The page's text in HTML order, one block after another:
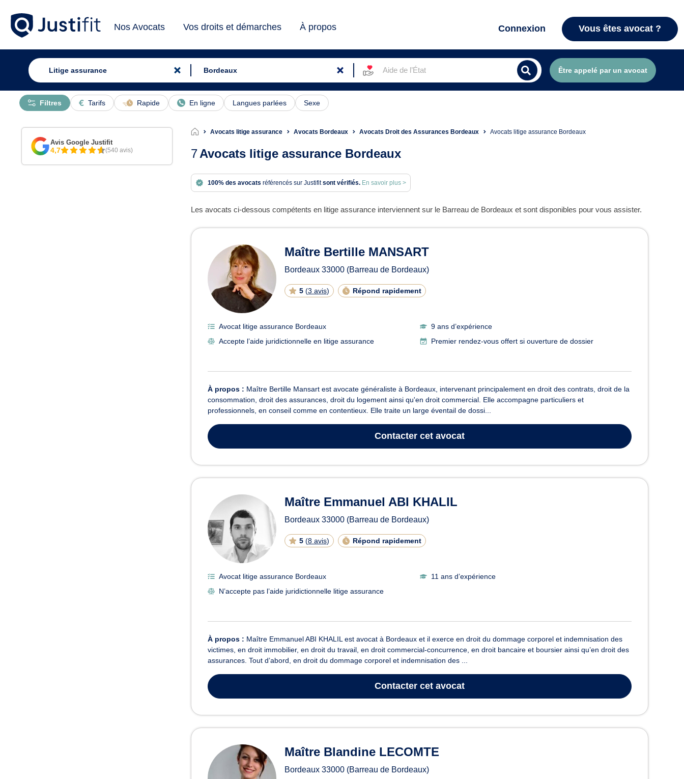
Nos Avocats Vos droits et démarches À propos Connexion Vous êtes avocat ?
Aide de l’État Être appelé par un avocat
Tarifs Rapide En ligne Langues parlées Sexe
Filtres
Avocats litige assurance Avocats Bordeaux Avocats Droit des Assurances Bordeaux Avocats litige assurance Bordeaux
7Avocats litige assurance Bordeaux
100% des avocats référencés sur Justifitsont vérifiés. En savoir plus >
Les avocats ci-dessous compétents en litige assurance interviennent sur le Barreau de Bordeaux et sont disponibles pour vous assister.
Avocats en litige assurance à Bordeaux
Maître Bertille MANSART
Bordeaux 33000 (Barreau de Bordeaux)
5 (3 avis) Répond rapidement
Avocat litige assurance Bordeaux
9 ans d’expérience
Accepte l’aide juridictionnelle en litige assurance
Premier rendez-vous offert si ouverture de dossier
À propos : Maître Bertille Mansart est avocate généraliste à Bordeaux, intervenant principalement en droit des contrats, droit de la
consommation, droit des assurances, droit du logement ainsi qu'en droit commercial. Elle accompagne particuliers et
professionnels, en conseil comme en contentieux. Elle traite un large éventail de dossi...
Contacter cet avocat
Maître Emmanuel ABI KHALIL
Bordeaux 33000 (Barreau de Bordeaux)
5 (8 avis) Répond rapidement
Avocat litige assurance Bordeaux
11 ans d’expérience
N’accepte pas l’aide juridictionnelle litige assurance
À propos : Maître Emmanuel ABI KHALIL est avocat à Bordeaux et il exerce en droit du dommage corporel et indemnisation des
victimes, en droit immobilier, en droit du travail, en droit commercial-concurrence, en droit bancaire et boursier ainsi qu’en droit des
assurances. Tout d’abord, en droit du dommage corporel et indemnisation des ...
Contacter cet avocat
Maître Blandine LECOMTE
Bordeaux 33000 (Barreau de Bordeaux)
Avis Google Justifit
4,7 (540 avis)